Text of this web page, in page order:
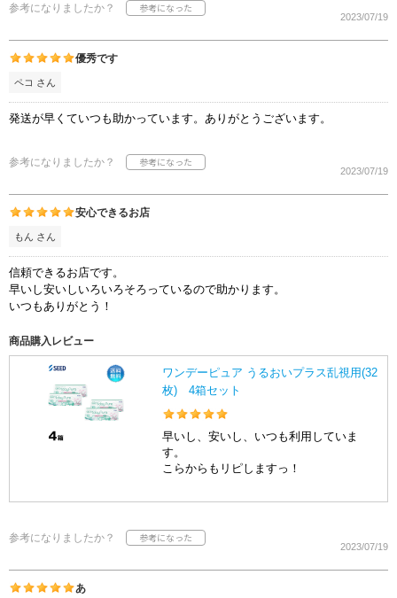
参考になりましたか？
2023/07/19
優秀です
ペコ さん
発送が早くていつも助かっています。ありがとうございます。
参考になりましたか？
2023/07/19
安心できるお店
もん さん
信頼できるお店です。
早いし安いしいろいろそろっているので助かります。
いつもありがとう！
商品購入レビュー
ワンデーピュア うるおいプラス乱視用(32
枚) 4箱セット
早いし、安いし、いつも利用していま
す。
こらからもリピしますっ！
参考になりましたか？
2023/07/19
あ